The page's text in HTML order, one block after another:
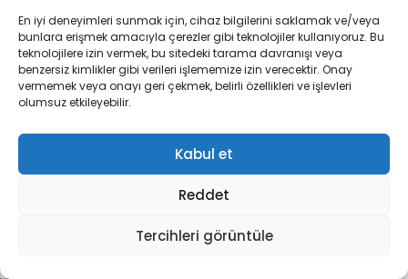
En iyi deneyimleri sunmak için, cihaz bilgilerini saklamak ve/veya
bunlara erişmek amacıyla çerezler gibi teknolojiler kullanıyoruz. Bu
teknolojilere izin vermek, bu sitedeki tarama davranışı veya
benzersiz kimlikler gibi verileri işlememize izin verecektir. Onay
vermemek veya onayı geri çekmek, belirli özellikleri ve işlevleri
olumsuz etkileyebilir.
Kabul et
Reddet
Tercihleri görüntüle
ve